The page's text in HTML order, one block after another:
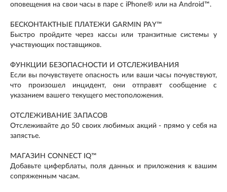
оповещения на свои часы в паре с iPhone® или на Android™.
БЕСКОНТАКТНЫЕ ПЛАТЕЖИ GARMIN PAY™
Быстро пройдите через кассы или транзитные системы у
участвующих поставщиков.
ФУНКЦИИ БЕЗОПАСНОСТИ И ОТСЛЕЖИВАНИЯ
Если вы почувствуете опасность или ваши часы почувствуют,
что произошел инцидент, они отправят сообщение с
указанием вашего текущего местоположения.
ОТСЛЕЖИВАНИЕ ЗАПАСОВ
Отслеживайте до 50 своих любимых акций - прямо у себя на
запястье.
МАГАЗИН CONNECT IQ™
Добавьте циферблаты, поля данных и приложения к вашим
сопряженным часам.